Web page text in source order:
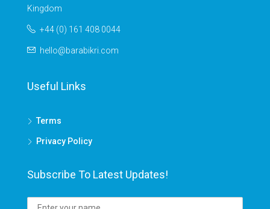
Kingdom
+44 (0) 161 408 0044
hello@barabikri.com
Useful Links
Terms
Privacy Policy
Subscribe To Latest Updates!